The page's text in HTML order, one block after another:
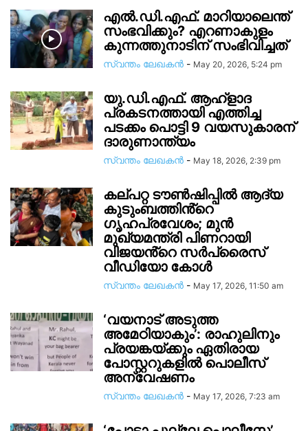
എൽ.ഡി.എഫ്. മാറിയാലെന്ത്
സംഭവിക്കും? എറണാകുളം
കുന്നത്തുനാടിന് സംഭിവിച്ചത്
സ്വന്തം ലേഖകന്‍ - May 20, 2026, 5:24 pm
യു.ഡി.എഫ്. ആഹ്ളാദ
പ്രകടനത്തായി എത്തിച്ച
പടക്കം പൊട്ടി 9 വയസുകാരന്
ദാരുണാന്ത്യം
സ്വന്തം ലേഖകന്‍ - May 18, 2026, 2:39 pm
കല്പറ്റ ട‍ൗൺഷിപ്പിൽ ആദ്യ
കുടുംബത്തിൻ്റെ ​
ഗൃഹപ്രവേശം; മുൻ
മുഖ്യമന്ത്രി പിണറായി
വിജയൻ്റെ സർപ്രൈസ്
വീഡിയോ കോൾ
സ്വന്തം ലേഖകന്‍ - May 17, 2026, 11:50 am
‘വയനാട് അടുത്ത
അമേഠിയാകും’: രാഹുലിനും
പ്രയങ്കയ്ക്കും ഏതിരായ
പോസ്റ്ററുകളിൽ പൊലീസ്
അന്വേഷണം
സ്വന്തം ലേഖകന്‍ - May 17, 2026, 7:23 am